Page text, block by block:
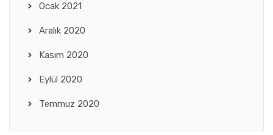
Ocak 2021
Aralık 2020
Kasım 2020
Eylül 2020
Temmuz 2020